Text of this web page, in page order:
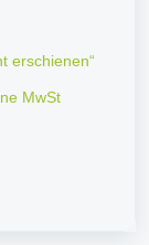
erschienen“
MwSt